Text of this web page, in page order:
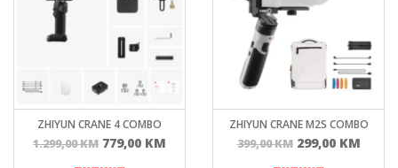
ZHIYUN CRANE 4 COMBO
1.299,00KM Izvorna
779,00 KM
ZHIYUN CRANE M2S COMBO
399,00KM Izvorna
299,00 KM